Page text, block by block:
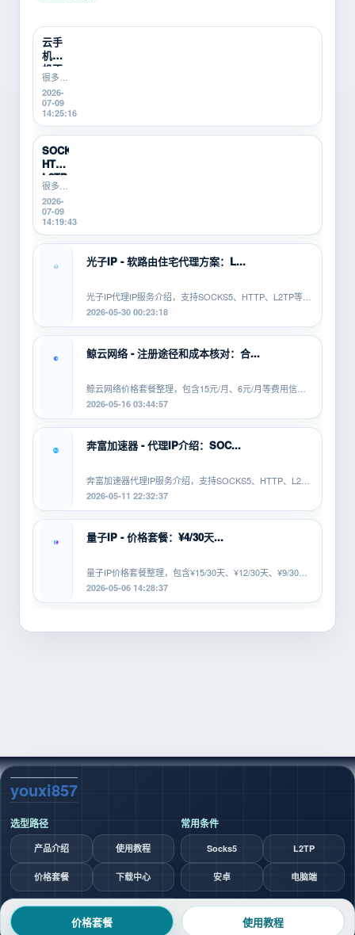
云手
机挂
机不
稳定
怎么
办？
游戏
搬砖
新
手...
很多游
戏搬
砖、游
戏打金
新手在
使用云
手机挂
机时，
会遇到
掉线、
卡顿、
登录异
常、运
等问
文从...
2026-
07-09
14:25:16
SOCKS5、
HTTP、
L2TP/P...
很多游
戏搬
砖、游
戏打
金、多
开挂机
手，不
L2TP/PPTP
有什...
2026-
07-09
14:19:43
光子IP - 软路由住宅代理方案：L...
光子IP代理IP服务介绍，支持SOCKS5、HTTP、L2TP等协
议，适配安卓、PC、软路由等平...
2026-05-30 00:23:18
鲸云网络 - 注册途径和成本核对：合...
鲸云网络价格套餐整理，包含15元/月、6元/月等费用信
息，覆盖SOCKS5、HTTP、L2TP等...
2026-05-16 03:44:57
奔富加速器 - 代理IP介绍：SOC...
奔富加速器代理IP服务介绍，支持SOCKS5、HTTP、L2TP
等协议，适配安卓、PC、软路由等...
2026-05-11 22:32:37
量子IP - 价格套餐：¥4/30天...
量子IP价格套餐整理，包含¥15/30天、¥12/30天、¥9/30
天、¥6/30天、¥4/30...
2026-05-06 14:28:37
价格套餐 使用教程
youxi857
选型路径
产品介绍 使用教程
价格套餐 下载中心
常用条件
Socks5 L2TP
安卓 电脑端
2026 © youxi857 代理 IP 选型指南